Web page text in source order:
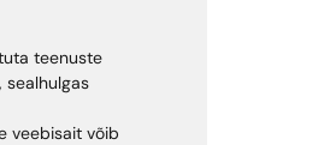
teenuste
sealhulgas
veebisait võib